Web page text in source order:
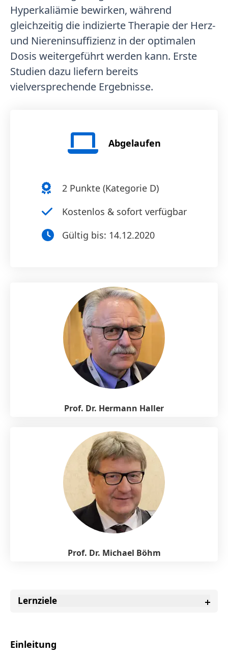
Hyperkaliämie bewirken, während
gleichzeitig die indizierte Therapie der Herz-
und Niereninsuffizienz in der optimalen
Dosis weitergeführt werden kann. Erste
Studien dazu liefern bereits
vielversprechende Ergebnisse.
Abgelaufen
2Punkte (Kategorie D)
Kostenlos & sofort verfügbar
Gültig bis: 14.12.2020
Prof. Dr. Hermann Haller
Prof. Dr. Michael Böhm
Lernziele
Einleitung